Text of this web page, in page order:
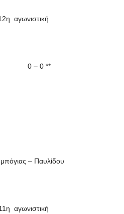
αγωνιστική
0 – 0 **
– Παυλίδου
αγωνιστική